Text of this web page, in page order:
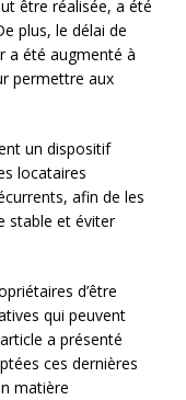
être réalisée, a été
plus, le délai de
a été augmenté à
permettre aux
un dispositif
locataires
afin de les
stable et éviter
d’être
qui peuvent
a présenté
ces dernières
matière